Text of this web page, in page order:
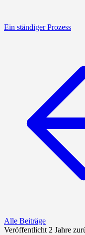
Ein ständiger Prozess
Alle Beiträge
Veröffentlicht 2 Jahre